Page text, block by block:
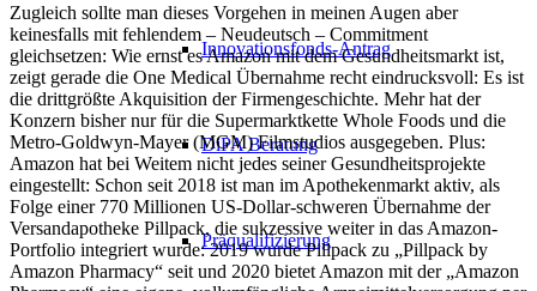
Innovationsfonds-Antrag
DiPA Beratung
Präqualifizierung
Zugleich sollte man dieses Vorgehen in meinen Augen aber
keinesfalls mit fehlendem – Neudeutsch – Commitment
gleichsetzen: Wie ernst es Amazon mit dem Gesundheitsmarkt ist,
zeigt gerade die One Medical Übernahme recht eindrucksvoll: Es ist
die drittgrößte Akquisition der Firmengeschichte. Mehr hat der
Konzern bisher nur für die Supermarktkette Whole Foods und die
Metro-Goldwyn-Mayer (MGM) Filmstudios ausgegeben. Plus:
Amazon hat bei Weitem nicht jedes seiner Gesundheitsprojekte
eingestellt: Schon seit 2018 ist man im Apothekenmarkt aktiv, als
Folge einer 770 Millionen US-Dollar-schweren Übernahme der
Versandapotheke Pillpack, die sukzessive weiter in das Amazon-
Portfolio integriert wurde: 2019 wurde Pillpack zu „Pillpack by
Amazon Pharmacy“ seit und 2020 bietet Amazon mit der „Amazon